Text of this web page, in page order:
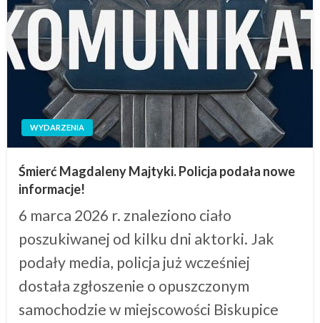
WYDARZENIA
Śmierć Magdaleny Majtyki. Policja podała nowe
informacje!
6 marca 2026 r. znaleziono ciało
poszukiwanej od kilku dni aktorki. Jak
podały media, policja już wcześniej
dostała zgłoszenie o opuszczonym
samochodzie w miejscowości Biskupice